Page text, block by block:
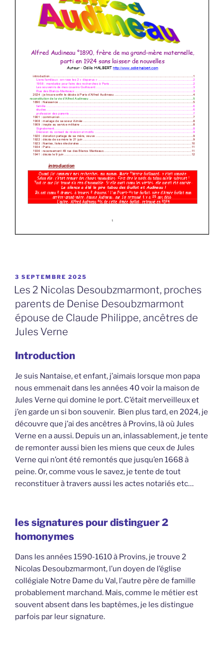
PUBLIÉ
LE
3 SEPTEMBRE 2025
Les 2 Nicolas Desoubzmarmont, proches
parents de Denise Desoubzmarmont
épouse de Claude Philippe, ancêtres de
Jules Verne
Introduction
Je suis Nantaise, et enfant, j’aimais lorsque mon papa
nous emmenait dans les années 40 voir la maison de
Jules Verne qui domine le port. C’était merveilleux et
j’en garde un si bon souvenir. Bien plus tard, en 2024, je
découvre que j’ai des ancêtres à Provins, là où Jules
Verne en a aussi. Depuis un an, inlassablement, je tente
de remonter aussi bien les miens que ceux de Jules
Verne qui n’ont été remontés que jusqu’en 1668 à
peine. Or, comme vous le savez, je tente de tout
reconstituer à travers aussi les actes notariés etc…
les signatures pour distinguer 2
homonymes
Dans les années 1590-1610 à Provins, je trouve 2
Nicolas Desoubzmarmont, l’un doyen de l’église
collégiale Notre Dame du Val, l’autre père de famille
probablement marchand. Mais, comme le métier est
souvent absent dans les baptêmes, je les distingue
parfois par leur signature.